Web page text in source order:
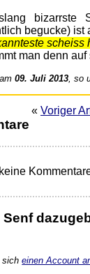
bizarrste
begucke) ist
scheiss
man denn
09. Juli 2013, so
« Voriger
Senf
sicheinen Account